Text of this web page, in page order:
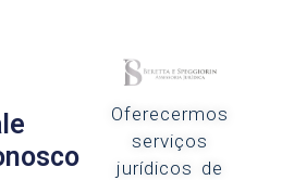
Oferecermos
serviços
jurídicos de